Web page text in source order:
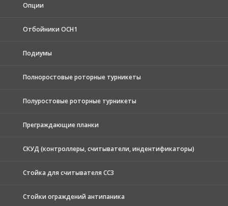
Опции
Отбойники ОСН1
Подиумы
Полноростовые роторные турникеты
Полуростовые роторные турникеты
Преграждающие планки
СКУД (контроллеры, считыватели, индентификаторы)
Стойка для считывателя СС3
Стойки ограждений антипаника